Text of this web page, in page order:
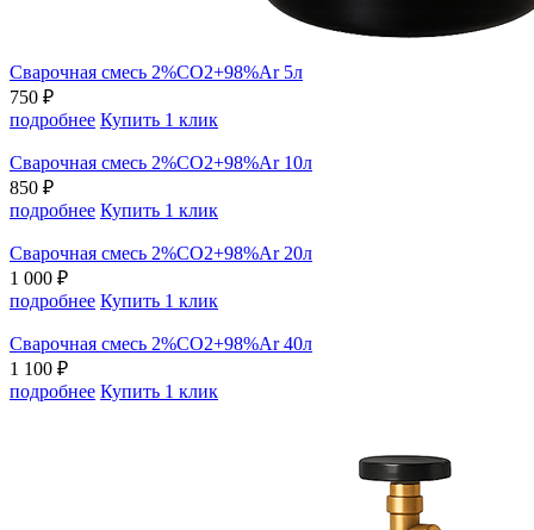
Сварочная смесь 2%СО2+98%Ar 5л
750 ₽
подробнее Купить 1 клик
Сварочная смесь 2%СО2+98%Ar 10л
850 ₽
подробнее Купить 1 клик
Сварочная смесь 2%СО2+98%Ar 20л
1 000 ₽
подробнее Купить 1 клик
Сварочная смесь 2%СО2+98%Ar 40л
1 100 ₽
подробнее Купить 1 клик